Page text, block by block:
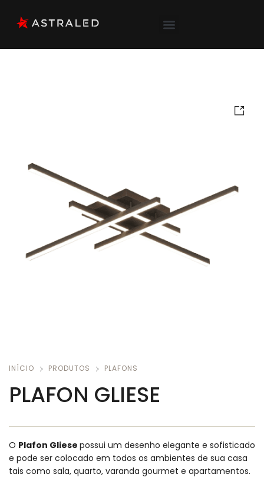
INÍCIO PRODUTOS PLAFONS
PLAFON GLIESE
O Plafon Gliese possui um desenho elegante e sofisticado
e pode ser colocado em todos os ambientes de sua casa
tais como sala, quarto, varanda gourmet e apartamentos.